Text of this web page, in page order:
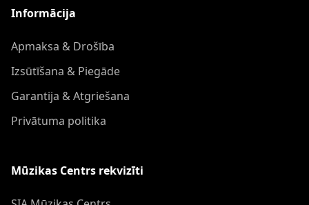
Informācija
Apmaksa & Drošība
Izsūtīšana & Piegāde
Garantija & Atgriešana
Privātuma politika
Mūzikas Centrs rekvizīti